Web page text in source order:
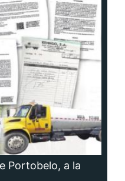
Portobelo, a la